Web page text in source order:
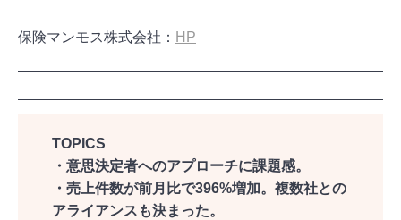
保険マンモス株式会社： HP
TOPICS
・意思決定者へのアプローチに課題感。
・売上件数が前月比で396%増加。複数社との
アライアンスも決まった。